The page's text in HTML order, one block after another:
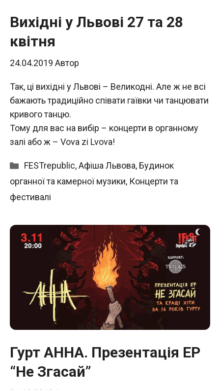
Вихідні у Львові 27 та 28
квітня
24.04.2019 Автор
Так, ці вихідні у Львові – Великодні. Але ж не всі
бажають традиційно співати гаївки чи танцювати
кривого танцю.
Тому для вас на вибір – концерти в органному
залі або ж – Vova zi Lvova!
Категорії
FESTrepublic,Афіша Львова, Будинок
органної та камерної музики, Концерти та
фестивалі
Гурт АННА. Презентація ЕР
“Не Згасай”